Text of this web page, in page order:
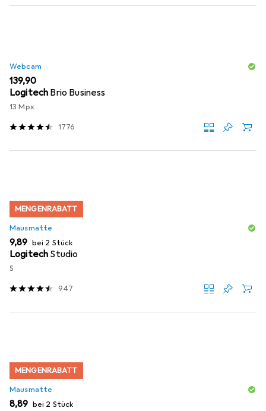
Webcam
EUR
139,90
Logitech Brio Business
13 Mpx
1776
MENGENRABATT
Mausmatte
EUR
9,89 bei 2 Stück
Logitech Studio
S
947
MENGENRABATT
Mausmatte
EUR
8,89 bei 2 Stück